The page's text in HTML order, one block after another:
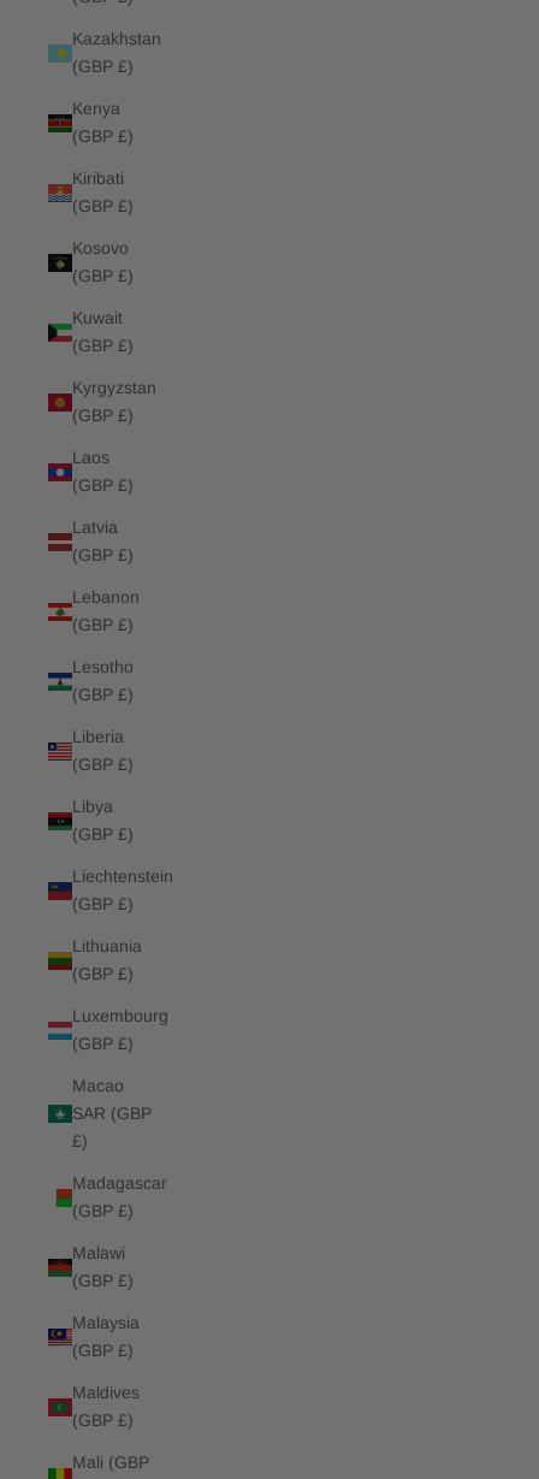
Kazakhstan
(GBP £)
Kenya
(GBP £)
Kiribati
(GBP £)
Kosovo
(GBP £)
Kuwait
(GBP £)
Kyrgyzstan
(GBP £)
Laos
(GBP £)
Latvia
(GBP £)
Lebanon
(GBP £)
Lesotho
(GBP £)
Liberia
(GBP £)
Libya
(GBP £)
Liechtenstein
(GBP £)
Lithuania
(GBP £)
Luxembourg
(GBP £)
Macao
SAR (GBP
£)
Madagascar
(GBP £)
Malawi
(GBP £)
Malaysia
(GBP £)
Maldives
(GBP £)
Mali (GBP